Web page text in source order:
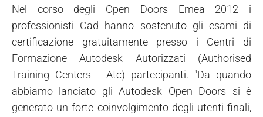
Nel corso degli Open Doors Emea 2012 i
professionisti Cad hanno sostenuto gli esami di
certificazione gratuitamente presso i Centri di
Formazione Autodesk Autorizzati (Authorised
Training Centers - Atc) partecipanti. "Da quando
abbiamo lanciato gli Autodesk Open Doors si è
generato un forte coinvolgimento degli utenti finali,